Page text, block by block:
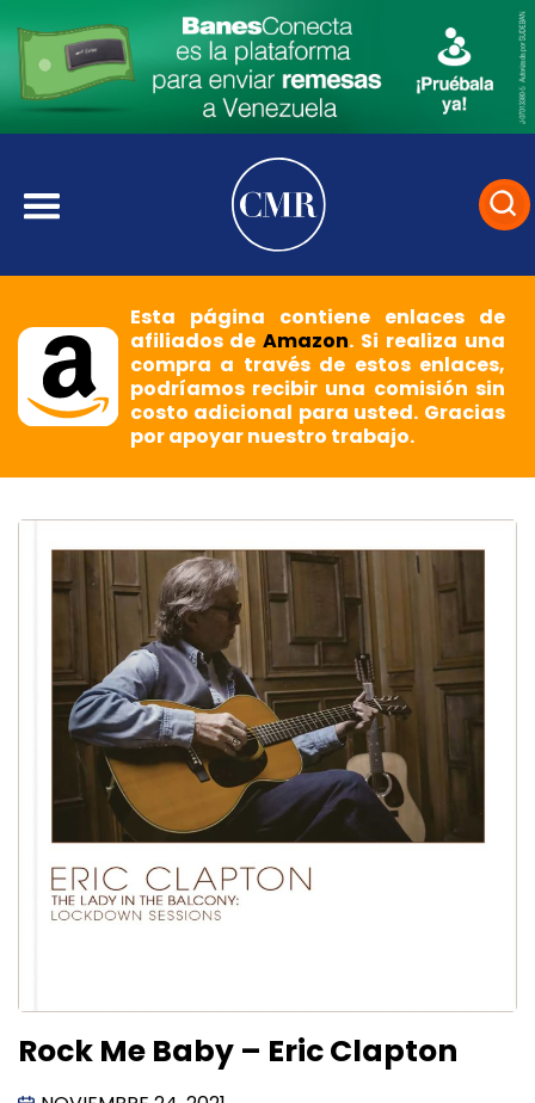
Esta página contiene enlaces de
afiliados deAmazon. Si realiza una
compra a través de estos enlaces,
podríamos recibir una comisión sin
costo adicional para usted. Gracias
por apoyar nuestro trabajo.
Rock Me Baby – Eric Clapton